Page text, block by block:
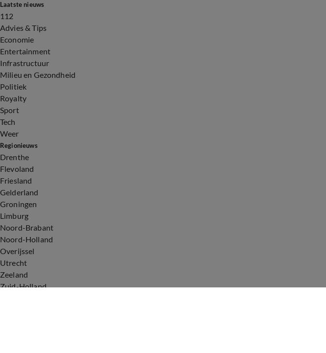
Laatste nieuws
112
Advies & Tips
Economie
Entertainment
Infrastructuur
Milieu en Gezondheid
Politiek
Royalty
Sport
Tech
Weer
Regionieuws
Drenthe
Flevoland
Friesland
Gelderland
Groningen
Limburg
Noord-Brabant
Noord-Holland
Overijssel
Utrecht
Zeeland
Zuid-Holland